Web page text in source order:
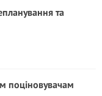
та